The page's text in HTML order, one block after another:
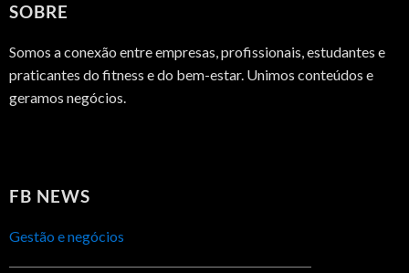
SOBRE
Somos a conexão entre empresas, profissionais, estudantes e
praticantes do fitness e do bem-estar. Unimos conteúdos e
geramos negócios.
FB NEWS
Gestão e negócios